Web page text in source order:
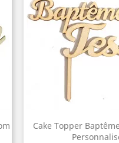
Cake Topper